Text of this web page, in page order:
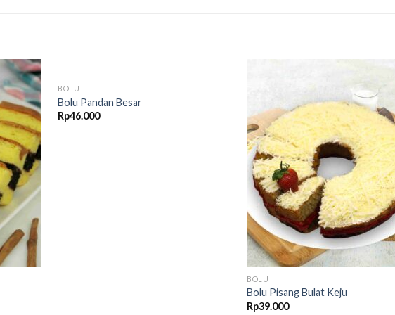
Add to
wishlist
BOLU
Bolu Pandan Besar
Rp46.000
BOLU
Bolu Pisang Bulat Keju
Rp39.000